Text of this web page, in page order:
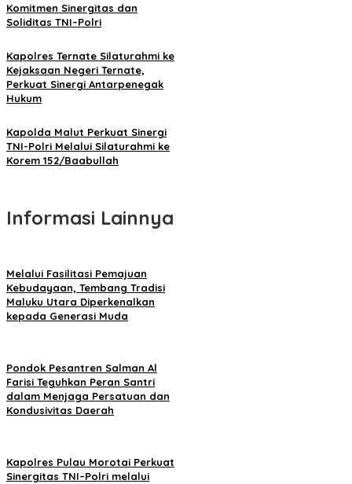
Komitmen Sinergitas dan
Soliditas TNI–Polri
Kapolres Ternate Silaturahmi ke
Kejaksaan Negeri Ternate,
Perkuat Sinergi Antarpenegak
Hukum
Kapolda Malut Perkuat Sinergi
TNI-Polri Melalui Silaturahmi ke
Korem 152/Baabullah
Informasi Lainnya
Melalui Fasilitasi Pemajuan
Kebudayaan, Tembang Tradisi
Maluku Utara Diperkenalkan
kepada Generasi Muda
Pondok Pesantren Salman Al
Farisi Teguhkan Peran Santri
dalam Menjaga Persatuan dan
Kondusivitas Daerah
Kapolres Pulau Morotai Perkuat
Sinergitas TNI–Polri melalui